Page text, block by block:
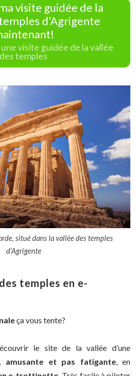
visite guidée de la
d’Agrigente
visite guidée de la vallée
des temples
situé dans la vallée des temples
d’Agrigente
temples en e-
ça vous tente?
le site de la vallée d’une
amusante et pas fatigante, en